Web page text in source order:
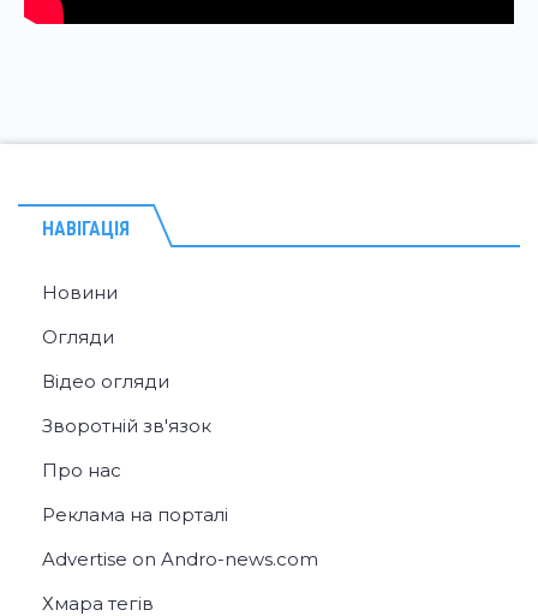
НАВІГАЦІЯ
Новини
Огляди
Відео огляди
Зворотній зв'язок
Про нас
Реклама на порталі
Advertise on Andro-news.com
Хмара тегів